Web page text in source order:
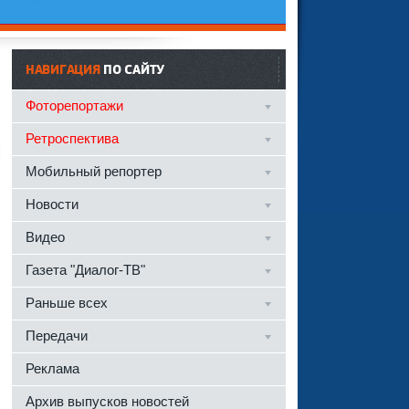
НАВИГАЦИЯПО САЙТУ
Фоторепортажи
Ретроспектива
Мобильный репортер
Новости
Видео
Газета "Диалог-ТВ"
Раньше всех
Передачи
Реклама
Архив выпусков новостей